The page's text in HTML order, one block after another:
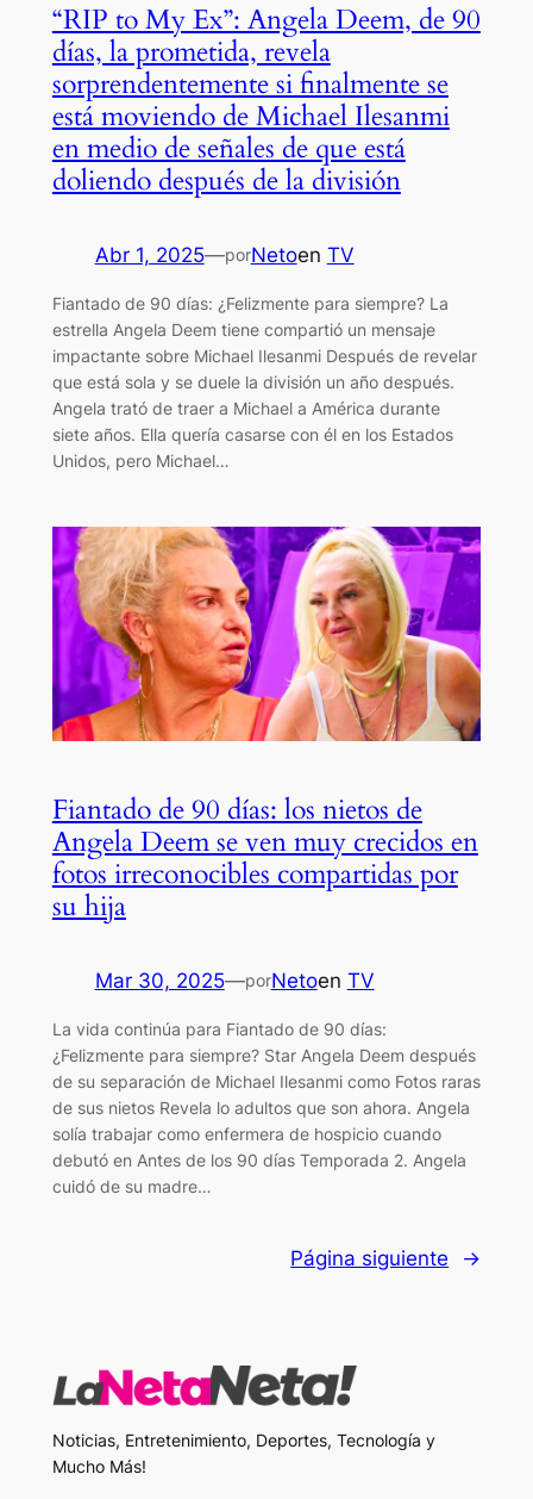
“RIP to My Ex”: Angela Deem, de 90
días, la prometida, revela
sorprendentemente si finalmente se
está moviendo de Michael Ilesanmi
en medio de señales de que está
doliendo después de la división
Abr 1, 2025—porNetoen TV
Fiantado de 90 días: ¿Felizmente para siempre? La
estrella Angela Deem tiene compartió un mensaje
impactante sobre Michael Ilesanmi Después de revelar
que está sola y se duele la división un año después.
Angela trató de traer a Michael a América durante
siete años. Ella quería casarse con él en los Estados
Unidos, pero Michael…
Fiantado de 90 días: los nietos de
Angela Deem se ven muy crecidos en
fotos irreconocibles compartidas por
su hija
Mar 30, 2025—porNetoen TV
La vida continúa para Fiantado de 90 días:
¿Felizmente para siempre? Star Angela Deem después
de su separación de Michael Ilesanmi como Fotos raras
de sus nietos Revela lo adultos que son ahora. Angela
solía trabajar como enfermera de hospicio cuando
debutó en Antes de los 90 días Temporada 2. Angela
cuidó de su madre…
Página siguiente →
Noticias, Entretenimiento, Deportes, Tecnología y
Mucho Más!